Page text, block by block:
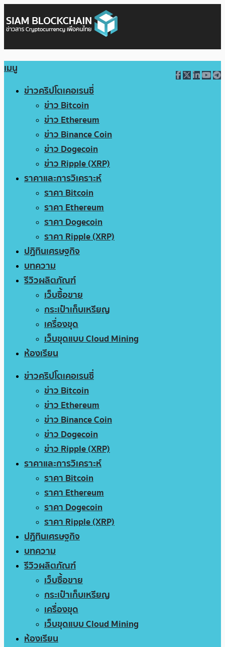
เมนู
ข่าวคริปโตเคอเรนซี่
ข่าว Bitcoin
ข่าว Ethereum
ข่าว Binance Coin
ข่าว Dogecoin
ข่าว Ripple (XRP)
ราคาและการวิเคราะห์
ราคา Bitcoin
ราคา Ethereum
ราคา Dogecoin
ราคา Ripple (XRP)
ปฏิทินเศรษฐกิจ
บทความ
รีวิวผลิตภัณฑ์
เว็บซื้อขาย
กระเป๋าเก็บเหรียญ
เครื่องขุด
เว็บขุดแบบ Cloud Mining
ห้องเรียน
ข่าวคริปโตเคอเรนซี่
ข่าว Bitcoin
ข่าว Ethereum
ข่าว Binance Coin
ข่าว Dogecoin
ข่าว Ripple (XRP)
ราคาและการวิเคราะห์
ราคา Bitcoin
ราคา Ethereum
ราคา Dogecoin
ราคา Ripple (XRP)
ปฏิทินเศรษฐกิจ
บทความ
รีวิวผลิตภัณฑ์
เว็บซื้อขาย
กระเป๋าเก็บเหรียญ
เครื่องขุด
เว็บขุดแบบ Cloud Mining
ห้องเรียน